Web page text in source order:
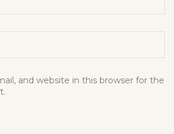
and website in this browser for the